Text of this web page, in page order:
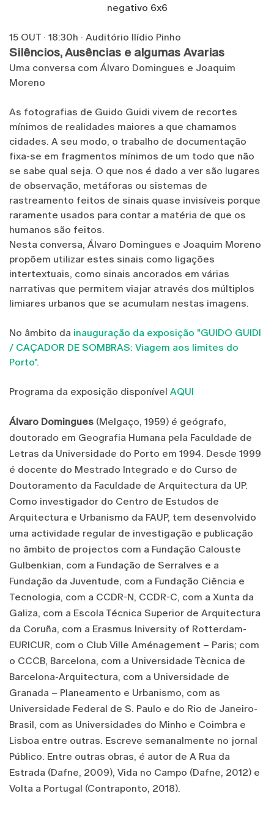
negativo 6x6
15 OUT · 18:30h · Auditório Ilídio Pinho
Silêncios, Ausências e algumas Avarias
Uma conversa com Álvaro Domingues e Joaquim
Moreno
As fotografias de Guido Guidi vivem de recortes
mínimos de realidades maiores a que chamamos
cidades. A seu modo, o trabalho de documentação
fixa-se em fragmentos mínimos de um todo que não
se sabe qual seja. O que nos é dado a ver são lugares
de observação, metáforas ou sistemas de
rastreamento feitos de sinais quase invisíveis porque
raramente usados para contar a matéria de que os
humanos são feitos.
Nesta conversa, Álvaro Domingues e Joaquim Moreno
propõem utilizar estes sinais como ligações
intertextuais, como sinais ancorados em várias
narrativas que permitem viajar através dos múltiplos
limiares urbanos que se acumulam nestas imagens.
No âmbito da inauguração da exposição "GUIDO GUIDI
/ CAÇADOR DE SOMBRAS: Viagem aos limites do
Porto".
Programa da exposição disponível AQUI
Álvaro Domingues (Melgaço, 1959) é geógrafo,
doutorado em Geografia Humana pela Faculdade de
Letras da Universidade do Porto em 1994. Desde 1999
é docente do Mestrado Integrado e do Curso de
Doutoramento da Faculdade de Arquitectura da UP.
Como investigador do Centro de Estudos de
Arquitectura e Urbanismo da FAUP, tem desenvolvido
uma actividade regular de investigação e publicação
no âmbito de projectos com a Fundação Calouste
Gulbenkian, com a Fundação de Serralves e a
Fundação da Juventude, com a Fundação Ciência e
Tecnologia, com a CCDR-N, CCDR-C, com a Xunta da
Galiza, com a Escola Técnica Superior de Arquitectura
da Coruña, com a Erasmus Iniversity of Rotterdam-
EURICUR, com o Club Ville Aménagement – Paris; com
o CCCB, Barcelona, com a Universidade Tècnica de
Barcelona-Arquitectura, com a Universidade de
Granada – Planeamento e Urbanismo, com as
Universidade Federal de S. Paulo e do Rio de Janeiro-
Brasil, com as Universidades do Minho e Coimbra e
Lisboa entre outras. Escreve semanalmente no jornal
Público. Entre outras obras, é autor de A Rua da
Estrada (Dafne, 2009), Vida no Campo (Dafne, 2012) e
Volta a Portugal (Contraponto, 2018).